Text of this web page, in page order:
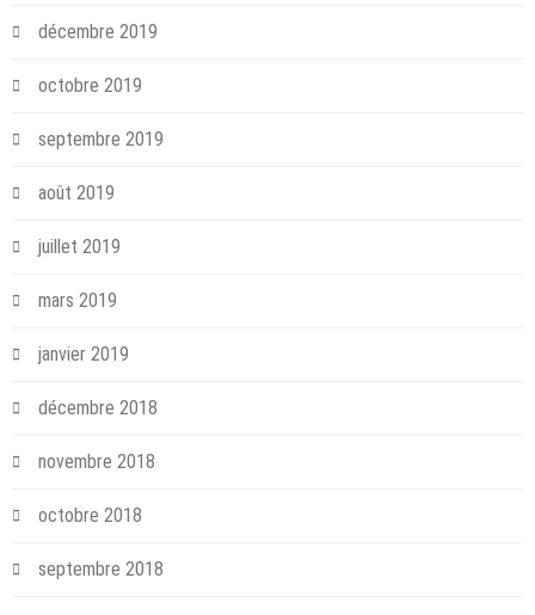
décembre 2019
octobre 2019
septembre 2019
août 2019
juillet 2019
mars 2019
janvier 2019
décembre 2018
novembre 2018
octobre 2018
septembre 2018